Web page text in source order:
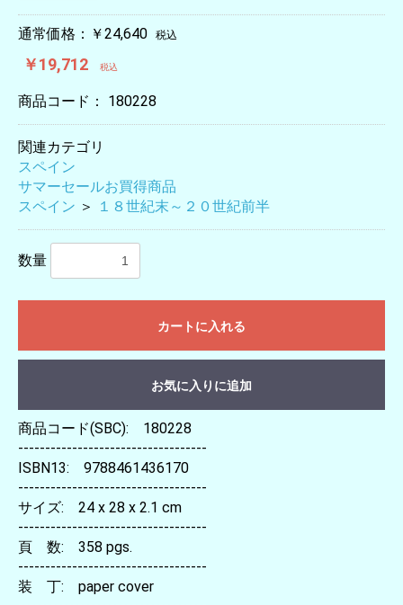
通常価格：￥24,640 税込
￥19,712 税込
商品コード： 180228
関連カテゴリ
スペイン
サマーセールお買得商品
スペイン ＞ １８世紀末～２０世紀前半
数量
カートに入れる
お気に入りに追加
商品コード(SBC): 180228
-----------------------------------
ISBN13: 9788461436170
-----------------------------------
サイズ: 24 x 28 x 2.1 cm
-----------------------------------
頁 数: 358 pgs.
-----------------------------------
装 丁: paper cover